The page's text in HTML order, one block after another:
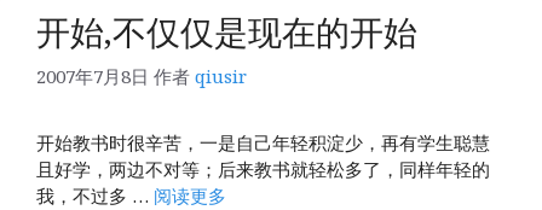
开始,不仅仅是现在的开始
2007年7月8日 作者 qiusir
开始教书时很辛苦，一是自己年轻积淀少，再有学生聪慧
且好学，两边不对等；后来教书就轻松多了，同样年轻的
我，不过多 … 阅读更多